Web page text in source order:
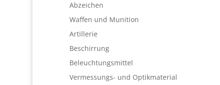
Abzeichen
Waffen und Munition
Artillerie
Beschirrung
Beleuchtungsmittel
Vermessungs- und Optikmaterial